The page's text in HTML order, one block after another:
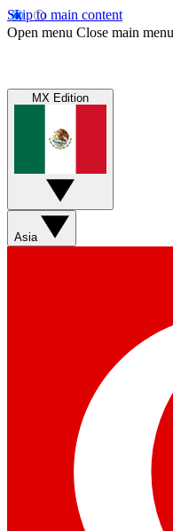
Skip to main content
Open menu Close main menu
MX Edition
Asia